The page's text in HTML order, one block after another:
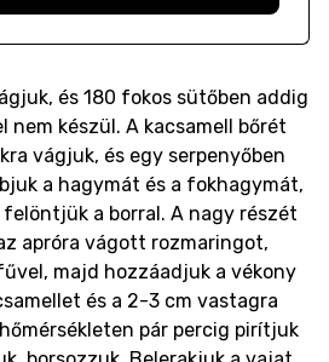
és 180 fokos sütőben addig
nem készül. A kacsamell bőrét
vágjuk, és egy serpenyőben
a hagymát és a fokhagymát,
a borral. A nagy részét
apróra vágott rozmaringot,
majd hozzáadjuk a vékony
és a 2-3 cm vastagra
pár percig pirítjuk